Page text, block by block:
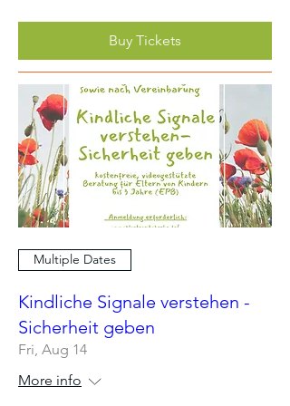
Buy Tickets
Multiple Dates
Kindliche Signale verstehen -
Sicherheit geben
Fri, Aug 14
More info